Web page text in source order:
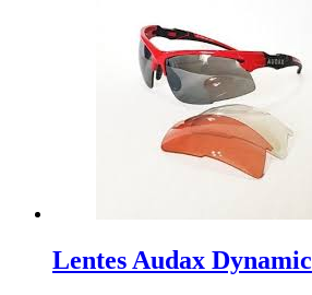
Lentes Audax Dynamic